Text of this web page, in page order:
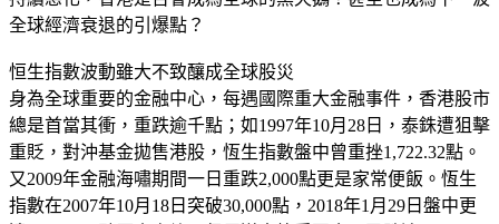
全球經濟衰退的引爆點？
恒生指數波動雖大不致釀成全球股災
身為全球重要的金融中心，每遇國際重大金融事件，香港股市
總是首當其衝，重跌逾千點；如1997年10月28日，泰銖遭狙擊
重貶，對沖基金拋售港股，恆生指數盤中曾重挫1,722.32點。
又2009年金融海嘯期間一日重跌2,000點更是家常便飯。恆生
指數在2007年10月18日突破30,000點，2018年1月29日盤中更